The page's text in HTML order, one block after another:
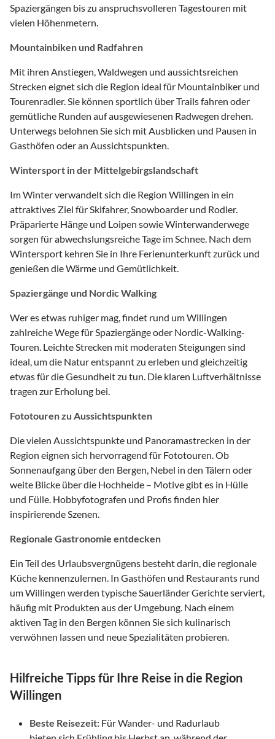
Spaziergängen bis zu anspruchsvolleren Tagestouren mit
vielen Höhenmetern.
Mountainbiken und Radfahren
Mit ihren Anstiegen, Waldwegen und aussichtsreichen
Strecken eignet sich die Region ideal für Mountainbiker und
Tourenradler. Sie können sportlich über Trails fahren oder
gemütliche Runden auf ausgewiesenen Radwegen drehen.
Unterwegs belohnen Sie sich mit Ausblicken und Pausen in
Gasthöfen oder an Aussichtspunkten.
Wintersport in der Mittelgebirgslandschaft
Im Winter verwandelt sich die Region Willingen in ein
attraktives Ziel für Skifahrer, Snowboarder und Rodler.
Präparierte Hänge und Loipen sowie Winterwanderwege
sorgen für abwechslungsreiche Tage im Schnee. Nach dem
Wintersport kehren Sie in Ihre Ferienunterkunft zurück und
genießen die Wärme und Gemütlichkeit.
Spaziergänge und Nordic Walking
Wer es etwas ruhiger mag, findet rund um Willingen
zahlreiche Wege für Spaziergänge oder Nordic-Walking-
Touren. Leichte Strecken mit moderaten Steigungen sind
ideal, um die Natur entspannt zu erleben und gleichzeitig
etwas für die Gesundheit zu tun. Die klaren Luftverhältnisse
tragen zur Erholung bei.
Fototouren zu Aussichtspunkten
Die vielen Aussichtspunkte und Panoramastrecken in der
Region eignen sich hervorragend für Fototouren. Ob
Sonnenaufgang über den Bergen, Nebel in den Tälern oder
weite Blicke über die Hochheide – Motive gibt es in Hülle
und Fülle. Hobbyfotografen und Profis finden hier
inspirierende Szenen.
Regionale Gastronomie entdecken
Ein Teil des Urlaubsvergnügens besteht darin, die regionale
Küche kennenzulernen. In Gasthöfen und Restaurants rund
um Willingen werden typische Sauerländer Gerichte serviert,
häufig mit Produkten aus der Umgebung. Nach einem
aktiven Tag in den Bergen können Sie sich kulinarisch
verwöhnen lassen und neue Spezialitäten probieren.
Hilfreiche Tipps für Ihre Reise in die Region
Willingen
Beste Reisezeit: Für Wander- und Radurlaub